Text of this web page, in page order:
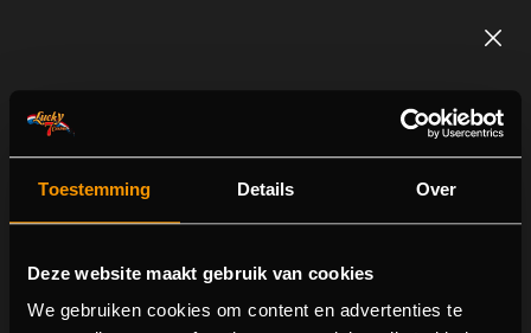
Toestemming Details Over
Deze website maakt gebruik van cookies
We gebruiken cookies om content en advertenties te